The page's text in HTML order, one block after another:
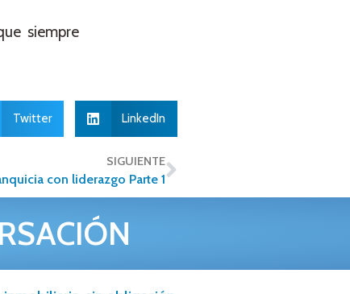
siempre
Twitter LinkedIn
SIGUIENTE
con liderazgo Parte 1